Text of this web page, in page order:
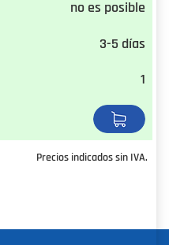
Precios indicados sin IVA.
no es posible
3-5 días
1